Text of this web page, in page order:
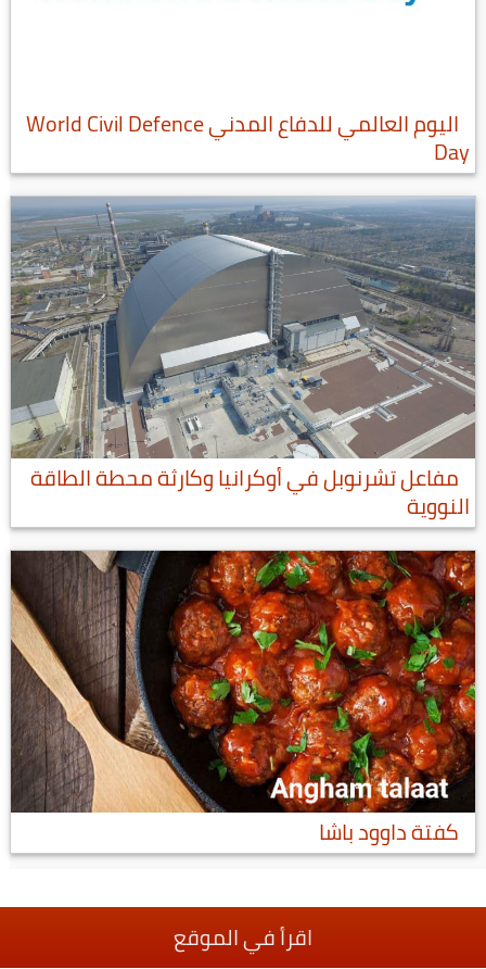
اليوم العالمي للدفاع المدني World Civil Defence
Day
مفاعل تشرنوبل في أوكرانيا وكارثة محطة الطاقة
النووية
كفتة داوود باشا
اقرأ في الموقع